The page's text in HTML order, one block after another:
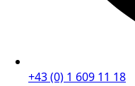
+43 (0) 1 609 11 18